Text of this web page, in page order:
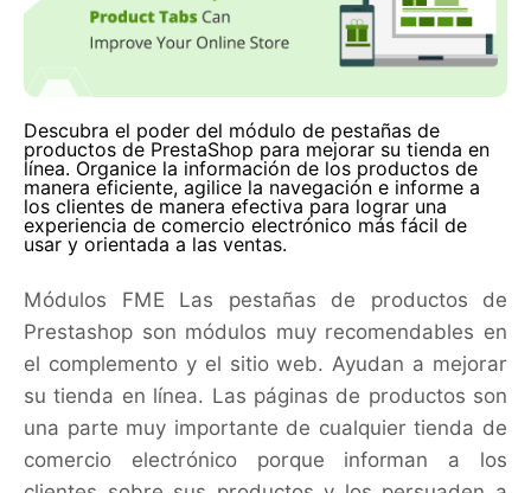
Descubra el poder del módulo de pestañas de
productos de PrestaShop para mejorar su tienda en
línea. Organice la información de los productos de
manera eficiente, agilice la navegación e informe a
los clientes de manera efectiva para lograr una
experiencia de comercio electrónico más fácil de
usar y orientada a las ventas.
Módulos FME Las pestañas de productos de
Prestashop son módulos muy recomendables en
el complemento y el sitio web. Ayudan a mejorar
su tienda en línea. Las páginas de productos son
una parte muy importante de cualquier tienda de
comercio electrónico porque informan a los